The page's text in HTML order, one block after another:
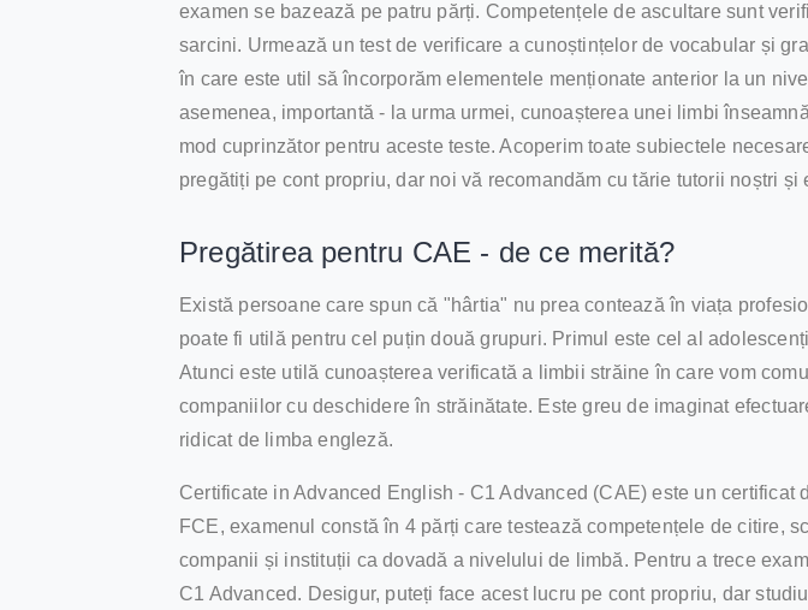
examen se bazează pe patru părți. Competențele de ascultare sunt
sarcini. Urmează un test de verificare a cunoștințelor de vocabular și
în care este util să încorporăm elementele menționate anterior la un
asemenea, importantă - la urma urmei, cunoașterea unei limbi
mod cuprinzător pentru aceste teste. Acoperim toate subiectele
pregătiți pe cont propriu, dar noi vă recomandăm cu tărie tutorii noștri și
Pregătirea pentru CAE - de ce merită?
Există persoane care spun că "hârtia" nu prea contează în viața
poate fi utilă pentru cel puțin două grupuri. Primul este cel al
Atunci este utilă cunoașterea verificată a limbii străine în care vom
companiilor cu deschidere în străinătate. Este greu de imaginat
ridicat de limba engleză.
Certificate in Advanced English - C1 Advanced (CAE) este un
FCE, examenul constă în 4 părți care testează competențele de citire,
companii și instituții ca dovadă a nivelului de limbă. Pentru a trece
C1 Advanced. Desigur, puteți face acest lucru pe cont propriu, dar